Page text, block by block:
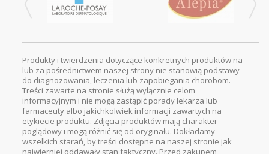
Produkty i twierdzenia dotyczące konkretnych produktów na
lub za pośrednictwem naszej strony nie stanowią podstawy
do diagnozowania, leczenia lub zapobiegania chorobom.
Treści zawarte na stronie służą wyłącznie celom
informacyjnym i nie mogą zastąpić porady lekarza lub
farmaceuty albo jakichkolwiek informacji zawartych na
etykiecie produktu. Zdjęcia produktów mają charakter
poglądowy i mogą różnić się od oryginału. Dokładamy
wszelkich starań, by treści dostępne na naszej stronie jak
najwierniej oddawały stan faktyczny. Przed zakupem